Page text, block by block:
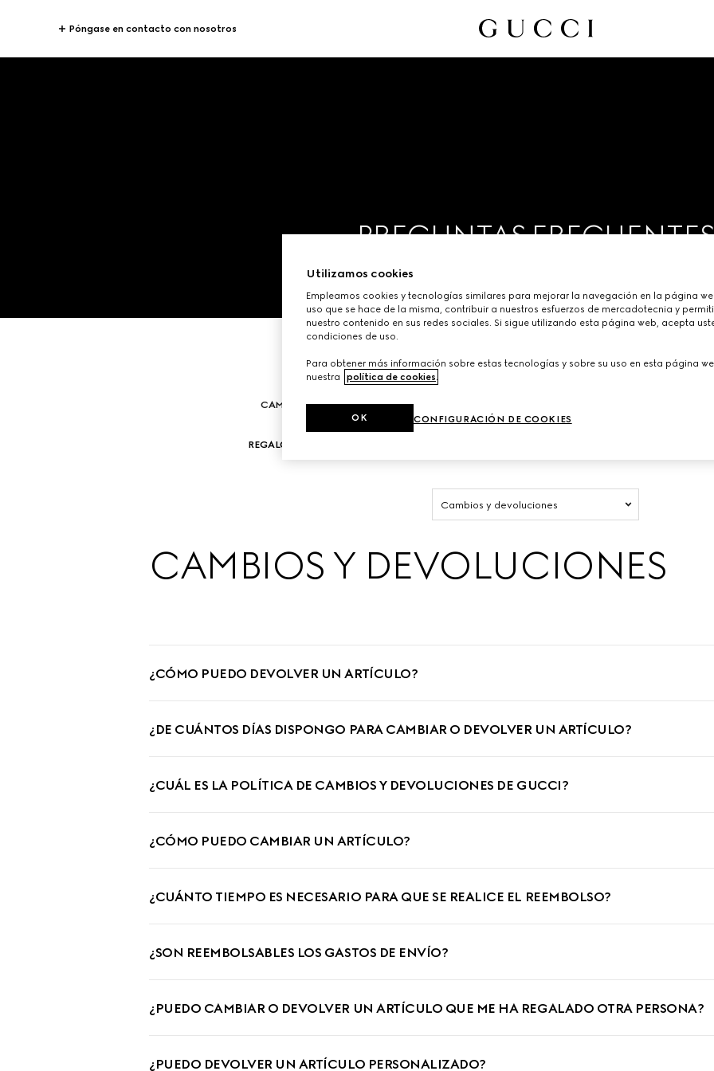
Póngase en contacto con nosotros
PREGUNTAS FRECUENTES
CAMBIOS Y DEVOLUCIONES
REGALOS
Cambios y devoluciones
CAMBIOS Y DEVOLUCIONES
¿CÓMO PUEDO DEVOLVER UN ARTÍCULO?
¿DE CUÁNTOS DÍAS DISPONGO PARA CAMBIAR O DEVOLVER UN ARTÍCULO?
¿CUÁL ES LA POLÍTICA DE CAMBIOS Y DEVOLUCIONES DE GUCCI?
¿CÓMO PUEDO CAMBIAR UN ARTÍCULO?
¿CUÁNTO TIEMPO ES NECESARIO PARA QUE SE REALICE EL REEMBOLSO?
¿SON REEMBOLSABLES LOS GASTOS DE ENVÍO?
¿PUEDO CAMBIAR O DEVOLVER UN ARTÍCULO QUE ME HA REGALADO OTRA PERSONA?
¿PUEDO DEVOLVER UN ARTÍCULO PERSONALIZADO?
Utilizamos cookies
Empleamos cookies y tecnologías similares para mejorar la navegación en la página
uso que se hace de la misma, contribuir a nuestros esfuerzos de mercadotecnia y
nuestro contenido en sus redes sociales. Si sigue utilizando esta página web, acepta
condiciones de uso.
Para obtener más información sobre estas tecnologías y sobre su uso en esta página
nuestra
política de cookies
CONFIGURACIÓN DE COOKIES
OK